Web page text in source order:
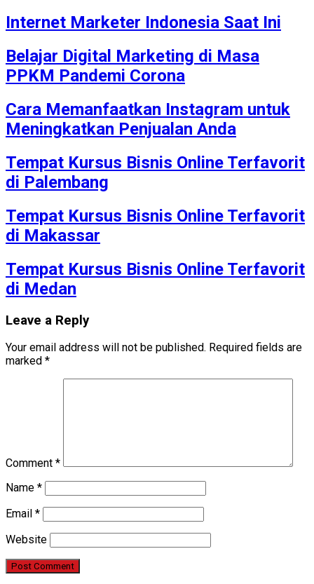
Internet Marketer Indonesia Saat Ini
Belajar Digital Marketing di Masa
PPKM Pandemi Corona
Cara Memanfaatkan Instagram untuk
Meningkatkan Penjualan Anda
Tempat Kursus Bisnis Online Terfavorit
di Palembang
Tempat Kursus Bisnis Online Terfavorit
di Makassar
Tempat Kursus Bisnis Online Terfavorit
di Medan
Leave a Reply
Your email address will not be published. Required fields are
marked *
Comment *
Name *
Email *
Website